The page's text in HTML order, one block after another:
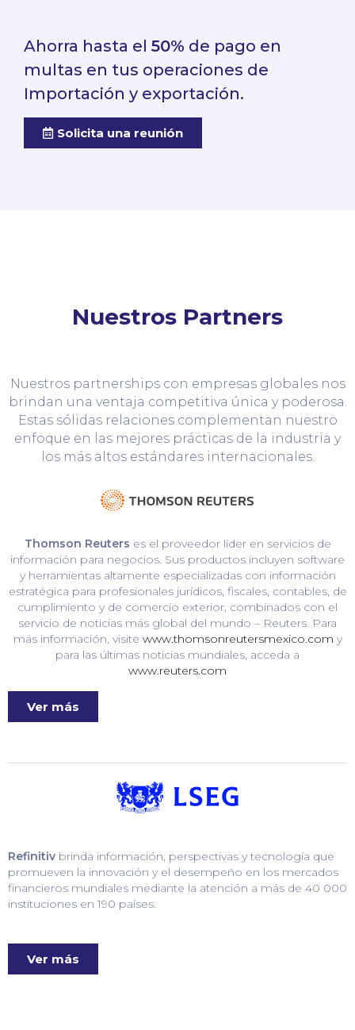
Ahorra hasta el 50% de pago en
multas en tus operaciones de
Importación y exportación.
Solicita una reunión
Nuestros Partners
Nuestros partnerships con empresas globales nos
brindan una ventaja competitiva única y poderosa.
Estas sólidas relaciones complementan nuestro
enfoque en las mejores prácticas de la industria y
los más altos estándares internacionales.
Thomson Reuters es el proveedor líder en servicios de
información para negocios. Sus productos incluyen software
y herramientas altamente especializadas con información
estratégica para profesionales jurídicos, fiscales, contables, de
cumplimiento y de comercio exterior, combinados con el
servicio de noticias más global del mundo – Reuters. Para
más información, visite www.thomsonreutersmexico.com y
para las últimas noticias mundiales, acceda a
www.reuters.com
Ver más
Refinitiv brinda información, perspectivas y tecnología que
promueven la innovación y el desempeño en los mercados
financieros mundiales mediante la atención a más de 40 000
instituciones en 190 países.
Ver más